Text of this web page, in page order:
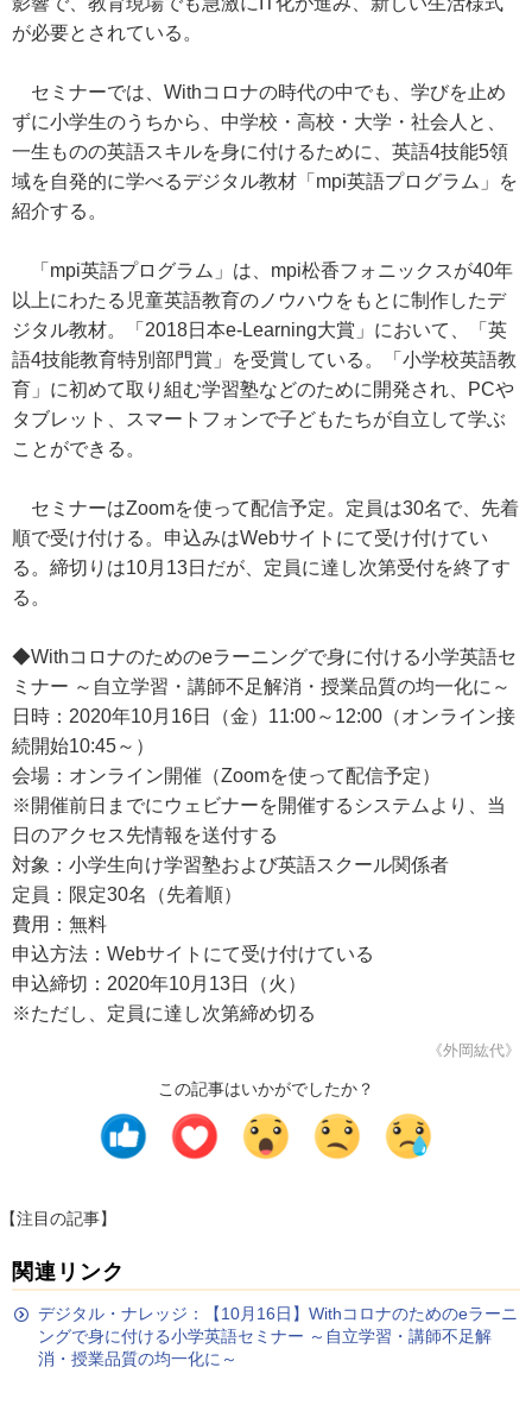
が必要とされている。
セミナーでは、Withコロナの時代の中でも、学びを止め
ずに小学生のうちから、中学校・高校・大学・社会人と、
一生ものの英語スキルを身に付けるために、英語4技能5領
域を自発的に学べるデジタル教材「mpi英語プログラム」を
紹介する。
「mpi英語プログラム」は、mpi松香フォニックスが40年
以上にわたる児童英語教育のノウハウをもとに制作したデ
ジタル教材。「2018日本e-Learning大賞」において、「英
語4技能教育特別部門賞」を受賞している。「小学校英語教
育」に初めて取り組む学習塾などのために開発され、PCや
タブレット、スマートフォンで子どもたちが自立して学ぶ
ことができる。
セミナーはZoomを使って配信予定。定員は30名で、先着
順で受け付ける。申込みはWebサイトにて受け付けてい
る。締切りは10月13日だが、定員に達し次第受付を終了す
る。
◆Withコロナのためのeラーニングで身に付ける小学英語セ
ミナー ～自立学習・講師不足解消・授業品質の均一化に～
日時：2020年10月16日（金）11:00～12:00（オンライン接
続開始10:45～）
会場：オンライン開催（Zoomを使って配信予定）
※開催前日までにウェビナーを開催するシステムより、当
日のアクセス先情報を送付する
対象：小学生向け学習塾および英語スクール関係者
定員：限定30名（先着順）
費用：無料
申込方法：Webサイトにて受け付けている
申込締切：2020年10月13日（火）
※ただし、定員に達し次第締め切る
《外岡紘代》
この記事はいかがでしたか？
【注目の記事】
関連リンク
デジタル・ナレッジ：【10月16日】Withコロナのためのeラーニ
ングで身に付ける小学英語セミナー ～自立学習・講師不足解
消・授業品質の均一化に～